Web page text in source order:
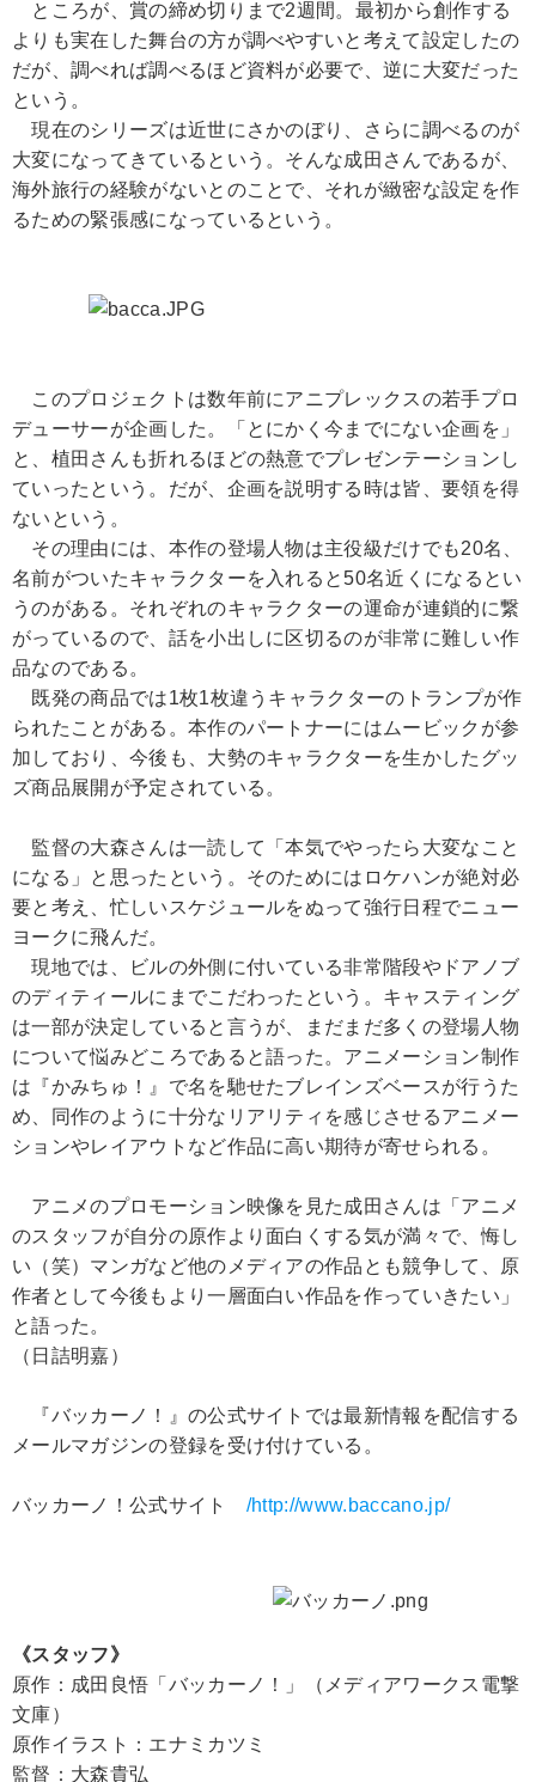
ところが、賞の締め切りまで2週間。最初から創作する
よりも実在した舞台の方が調べやすいと考えて設定したの
だが、調べれば調べるほど資料が必要で、逆に大変だった
という。
現在のシリーズは近世にさかのぼり、さらに調べるのが
大変になってきているという。そんな成田さんであるが、
海外旅行の経験がないとのことで、それが緻密な設定を作
るための緊張感になっているという。
このプロジェクトは数年前にアニプレックスの若手プロ
デューサーが企画した。「とにかく今までにない企画を」
と、植田さんも折れるほどの熱意でプレゼンテーションし
ていったという。だが、企画を説明する時は皆、要領を得
ないという。
その理由には、本作の登場人物は主役級だけでも20名、
名前がついたキャラクターを入れると50名近くになるとい
うのがある。それぞれのキャラクターの運命が連鎖的に繋
がっているので、話を小出しに区切るのが非常に難しい作
品なのである。
既発の商品では1枚1枚違うキャラクターのトランプが作
られたことがある。本作のパートナーにはムービックが参
加しており、今後も、大勢のキャラクターを生かしたグッ
ズ商品展開が予定されている。
監督の大森さんは一読して「本気でやったら大変なこと
になる」と思ったという。そのためにはロケハンが絶対必
要と考え、忙しいスケジュールをぬって強行日程でニュー
ヨークに飛んだ。
現地では、ビルの外側に付いている非常階段やドアノブ
のディティールにまでこだわったという。キャスティング
は一部が決定していると言うが、まだまだ多くの登場人物
について悩みどころであると語った。アニメーション制作
は『かみちゅ！』で名を馳せたブレインズベースが行うた
め、同作のように十分なリアリティを感じさせるアニメー
ションやレイアウトなど作品に高い期待が寄せられる。
アニメのプロモーション映像を見た成田さんは「アニメ
のスタッフが自分の原作より面白くする気が満々で、悔し
い（笑）マンガなど他のメディアの作品とも競争して、原
作者として今後もより一層面白い作品を作っていきたい」
と語った。
（日詰明嘉）
『バッカーノ！』の公式サイトでは最新情報を配信する
メールマガジンの登録を受け付けている。
バッカーノ！公式サイト /http://www.baccano.jp/
《スタッフ》
原作：成田良悟「バッカーノ！」（メディアワークス電撃
文庫）
原作イラスト：エナミカツミ
監督：大森貴弘